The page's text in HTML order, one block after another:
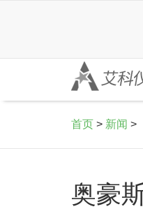
首页 > 新闻 >
奥豪